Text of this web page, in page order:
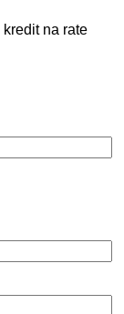
kredit na rate